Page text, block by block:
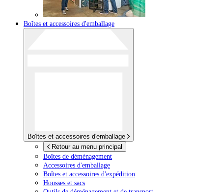
Boîtes et accessoires d'emballage
Boîtes et accessoires d'emballage
Retour au menu principal
Boîtes de déménagement
Accessoires d'emballage
Boîtes et accessoires d'expédition
Housses et sacs